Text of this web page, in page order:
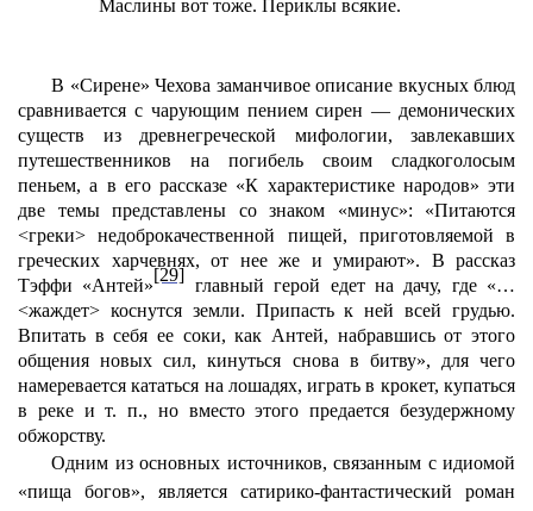
Маслины вот тоже. Периклы всякие.
В «Сирене» Чехова заманчивое описание вкусных блюд
сравнивается с чарующим пением сирен — демонических
существ из древнегреческой мифологии, завлекавших
путешественников на погибель своим сладкоголосым
пеньем, а в его рассказе «К характеристике народов» эти
две темы представлены со знаком «минус»: «Питаются
<греки> недоброкачественной пищей, приготовляемой в
греческих харчевнях, от нее же и умирают». В рассказ
Тэффи «Антей»
[29]
главный герой едет на дачу, где «…
<жаждет> коснутся земли. Припасть к ней всей грудью.
Впитать в себя ее соки, как Антей, набравшись от этого
общения новых сил, кинуться снова в битву», для чего
намеревается кататься на лошадях, играть в крокет, купаться
в реке и т. п., но вместо этого предается безудержному
обжорству.
Одним из основных источников, связанным с идиомой
«пища богов», является сатирико-фантастический роман